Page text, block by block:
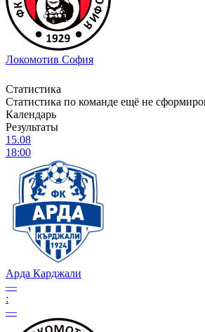
Локомотив София
Статистика
Статистика по команде ещё не
Календарь
Результаты
15.08
18:00
Арда Карджали
—
:
—